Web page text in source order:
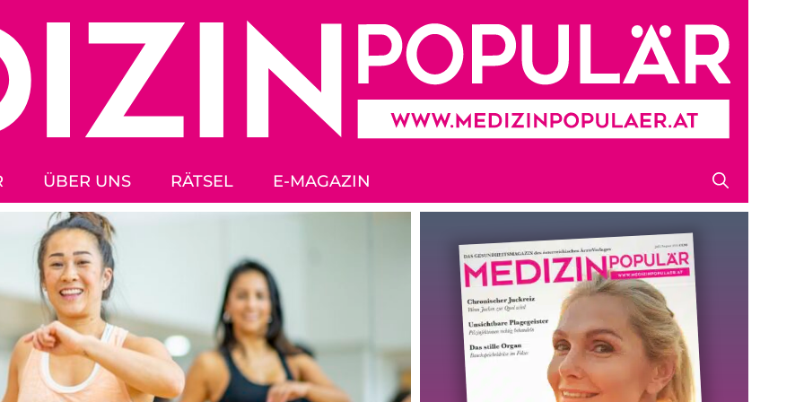
ÜBER UNS RÄTSEL E-MAGAZIN